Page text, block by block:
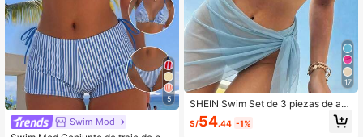
5
Swim Mod
17
SHEIN Swim Set de 3 piezas de atu
endos de playa para mujer, conjunt
os de bikini acolchados
S/54.44 -1%